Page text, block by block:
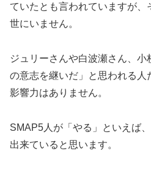
ていたとも言われていますが
世にいません。
ジュリーさんや白波瀬さん、
の意志を継いだ」と思われる
影響力はありません。
SMAP5人が「やる」といえば
出来ていると思います。